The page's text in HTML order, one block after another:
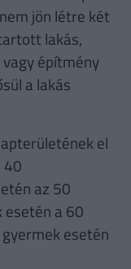
jön létre két
lakás,
építmény
a lakás
el
40
az 50
a 60
esetén